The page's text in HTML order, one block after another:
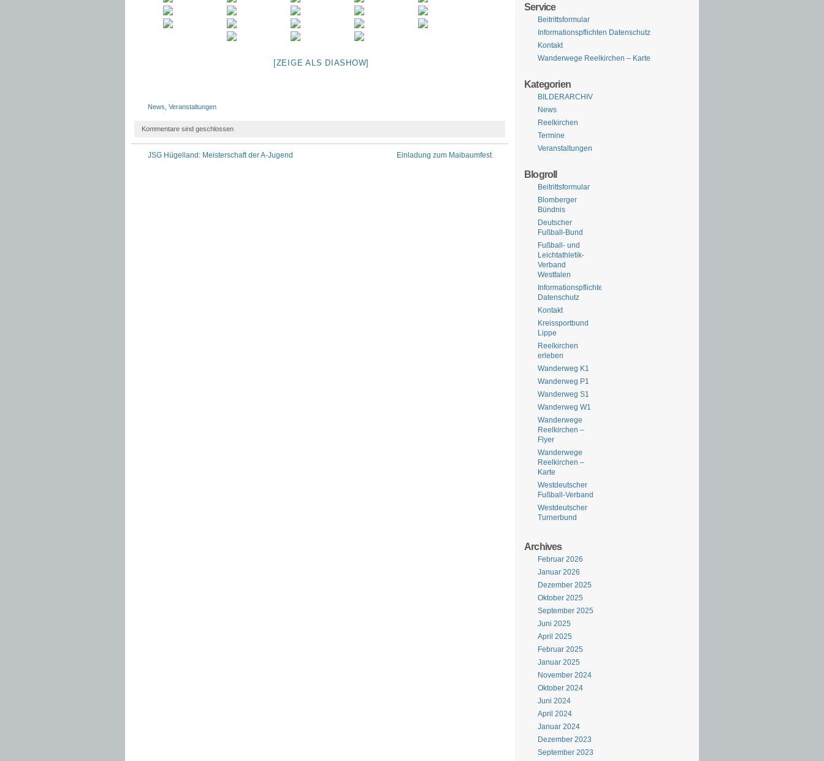
[ZEIGE ALS DIASHOW]
News Veranstaltungen
Kommentare sind geschlossen
JSG Hügelland: Meisterschaft der A-Jugend Einladung zum Maibaumfest
Service
Beitrittsformular
Informationspflichten Datenschutz
Kontakt
Wanderwege Reelkirchen – Karte
Kategorien
BILDERARCHIV
News
Reelkirchen
Termine
Veranstaltungen
Blogroll
Beitrittsformular
Blomberger
Bündnis
Deutscher
Fußball-Bund
Fußball- und
Leichtathletik-
Verband
Westfalen
Informationspflichten
Datenschutz
Kontakt
Kreissportbund
Lippe
Reelkirchen
erleben
Wanderweg K1
Wanderweg P1
Wanderweg S1
Wanderweg W1
Wanderwege
Reelkirchen –
Flyer
Wanderwege
Reelkirchen –
Karte
Westdeutscher
Fußball-Verband
Westdeutscher
Turnerbund
Archives
Februar 2026
Januar 2026
Dezember 2025
Oktober 2025
September 2025
Juni 2025
April 2025
Februar 2025
Januar 2025
November 2024
Oktober 2024
Juni 2024
April 2024
Januar 2024
Dezember 2023
September 2023